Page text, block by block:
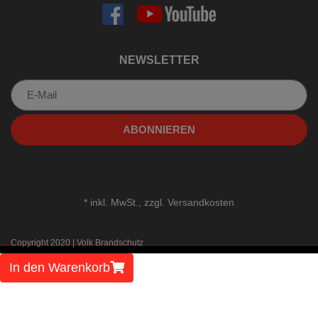
NEWSLETTER
Newsletter
ABONNIEREN
* inkl. MwSt., zzgl. Versandkosten
Copyright 2020 | Volk Brandschutz
In den Warenkorb